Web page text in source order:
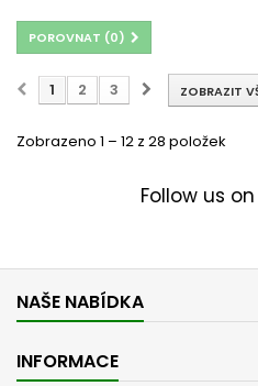
POROVNAT (0)
ZOBRAZIT
1 2 3
Zobrazeno 1 – 12 z 28 položek
Follow us
NAŠE NABÍDKA
INFORMACE